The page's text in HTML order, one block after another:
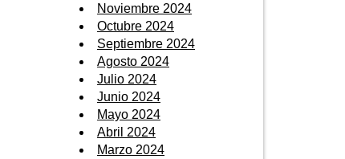
Noviembre 2024
Octubre 2024
Septiembre 2024
Agosto 2024
Julio 2024
Junio 2024
Mayo 2024
Abril 2024
Marzo 2024